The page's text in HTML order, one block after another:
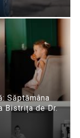
Săptămâna
Bistrița de Dr.